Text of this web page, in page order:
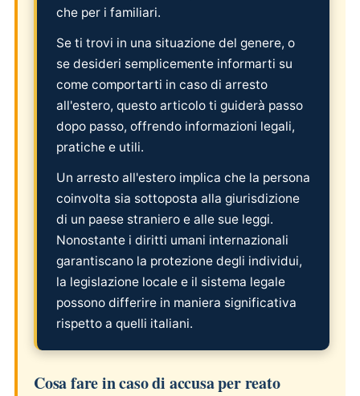
che per i familiari.
Se ti trovi in una situazione del genere, o
se desideri semplicemente informarti su
come comportarti in caso di arresto
all'estero, questo articolo ti guiderà passo
dopo passo, offrendo informazioni legali,
pratiche e utili.
Un arresto all'estero implica che la persona
coinvolta sia sottoposta alla giurisdizione
di un paese straniero e alle sue leggi.
Nonostante i diritti umani internazionali
garantiscano la protezione degli individui,
la legislazione locale e il sistema legale
possono differire in maniera significativa
rispetto a quelli italiani.
Cosa fare in caso di accusa per reato